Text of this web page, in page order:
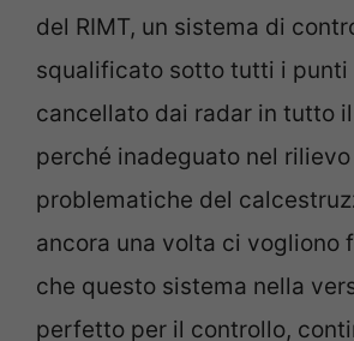
del RIMT, un sistema di
squalificato sotto tutti i punti
cancellato dai radar in tutto
perché inadeguato nel
problematiche del
ancora una volta ci vogliono
che questo sistema nella
perfetto per il controllo,